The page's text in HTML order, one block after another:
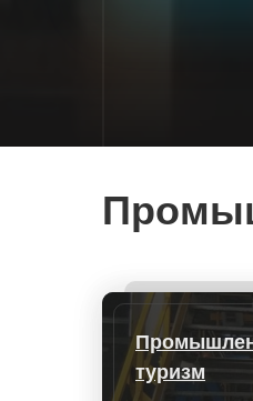
туризм